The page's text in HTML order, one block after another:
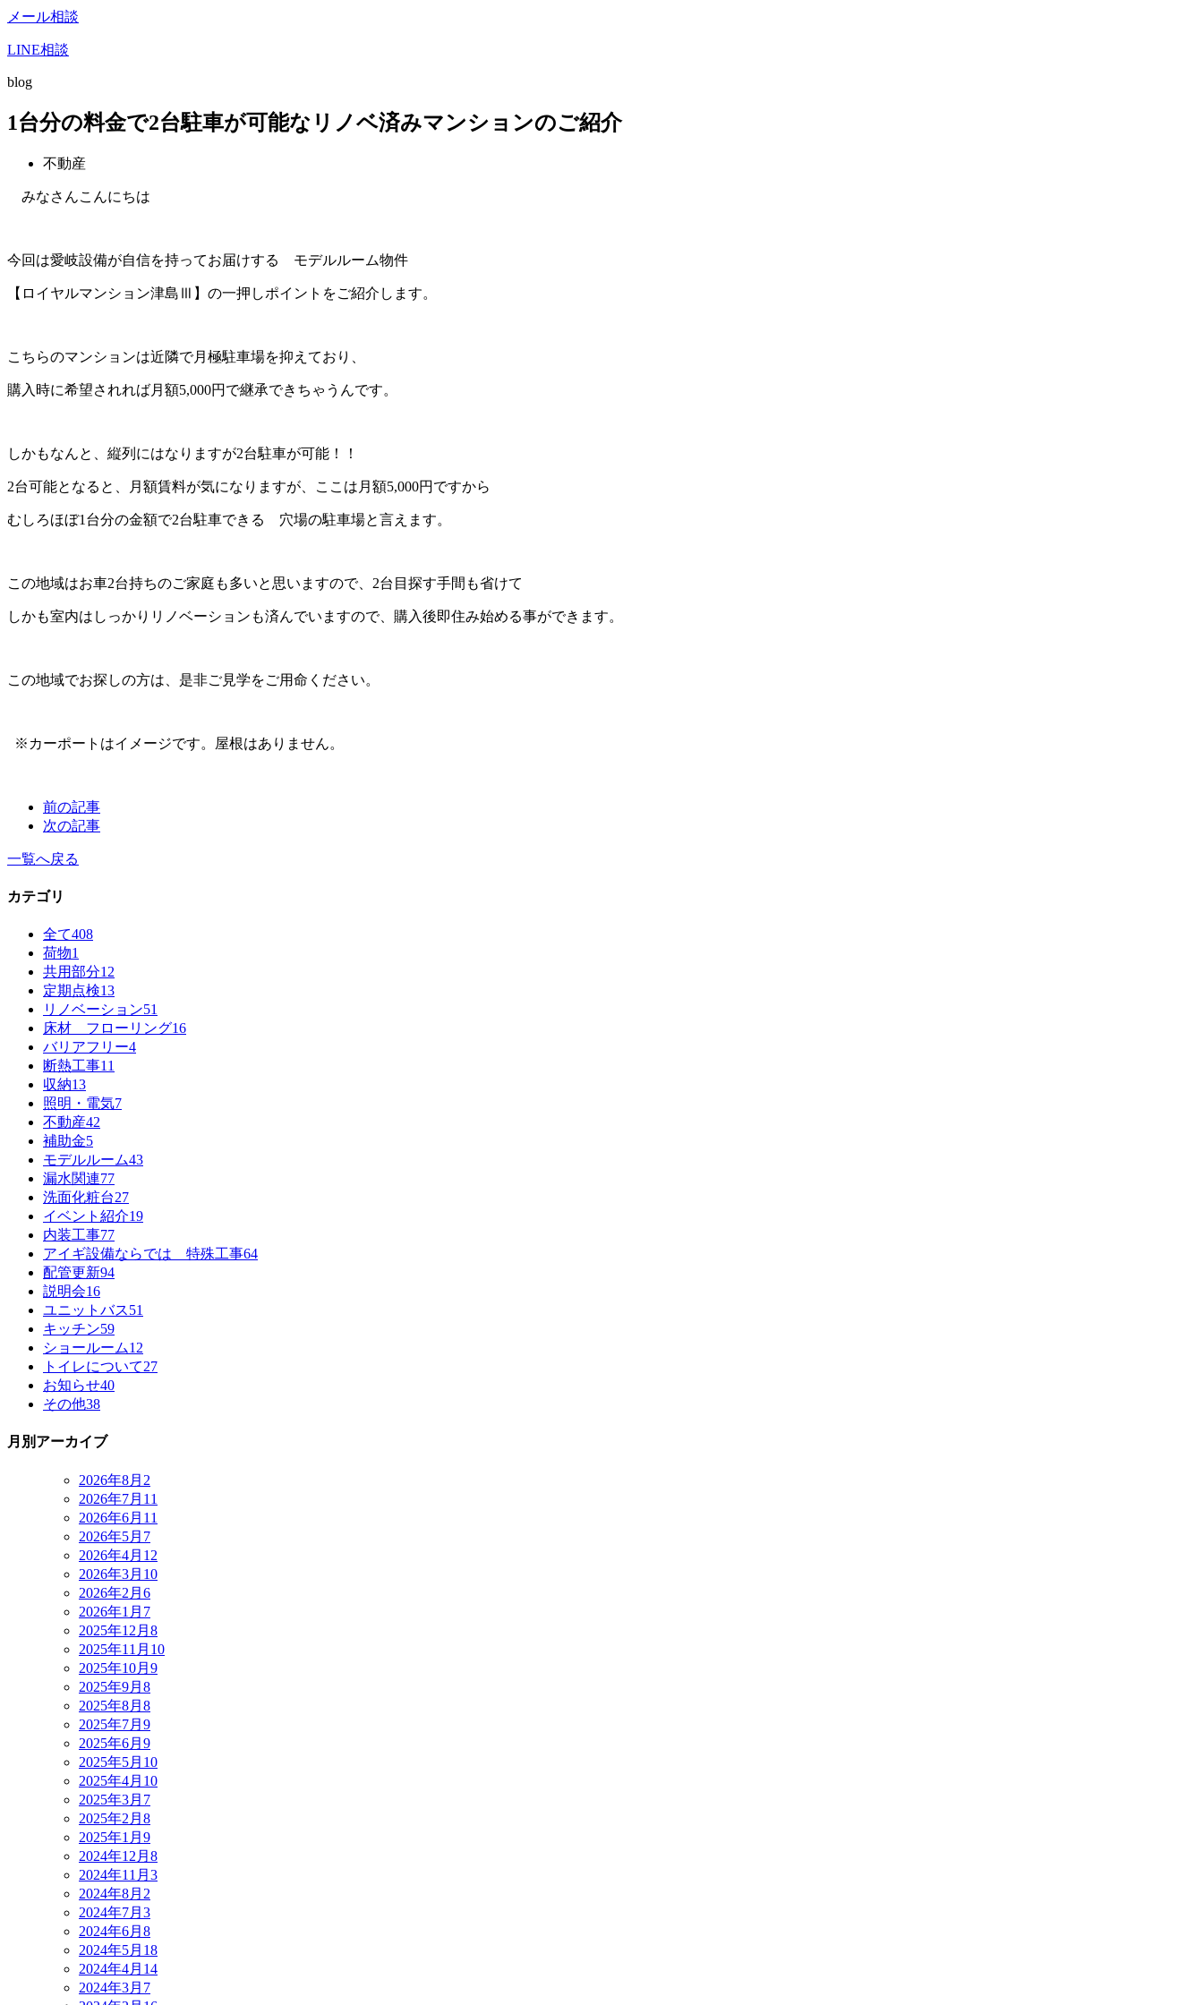
メール相談
LINE相談
blog
1台分の料金で2台駐車が可能なリノベ済みマンションのご紹介
不動産
みなさんこんにちは
今回は愛岐設備が自信を持ってお届けする モデルルーム物件
【ロイヤルマンション津島Ⅲ】の一押しポイントをご紹介します。
こちらのマンションは近隣で月極駐車場を抑えており、
購入時に希望されれば月額5,000円で継承できちゃうんです。
しかもなんと、縦列にはなりますが2台駐車が可能！！
2台可能となると、月額賃料が気になりますが、ここは月額5,000円ですから
むしろほぼ1台分の金額で2台駐車できる 穴場の駐車場と言えます。
この地域はお車2台持ちのご家庭も多いと思いますので、2台目探す手間も省けて
しかも室内はしっかりリノベーションも済んでいますので、購入後即住み始める事ができます。
この地域でお探しの方は、是非ご見学をご用命ください。
※カーポートはイメージです。屋根はありません。
前の記事
次の記事
一覧へ戻る
カテゴリ
全て408
荷物1
共用部分12
定期点検13
リノベーション51
床材 フローリング16
バリアフリー4
断熱工事11
収納13
照明・電気7
不動産42
補助金5
モデルルーム43
漏水関連77
洗面化粧台27
イベント紹介19
内装工事77
アイギ設備ならでは 特殊工事64
配管更新94
説明会16
ユニットバス51
キッチン59
ショールーム12
トイレについて27
お知らせ40
その他38
月別アーカイブ
2026年8月 2
2026年7月 11
2026年6月 11
2026年5月 7
2026年4月 12
2026年3月 10
2026年2月 6
2026年1月 7
2025年12月 8
2025年11月 10
2025年10月 9
2025年9月 8
2025年8月 8
2025年7月 9
2025年6月 9
2025年5月 10
2025年4月 10
2025年3月 7
2025年2月 8
2025年1月 9
2024年12月 8
2024年11月 3
2024年8月 2
2024年7月 3
2024年6月 8
2024年5月 18
2024年4月 14
2024年3月 7